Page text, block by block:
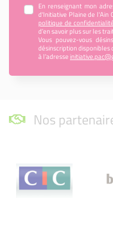
En renseignant mon
d'Initiative Plaine de l'Ain
politique de
d’en savoir plus sur les
Vous pouvez-vous
désinscription
à l’adresse
Nos